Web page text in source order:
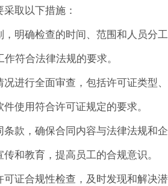
取以下措施：
明确检查的时间、范围和人员分工
符合法律法规的要求。
进行全面审查，包括许可证类型
使用符合许可证规定的要求。
款，确保合同内容与法律法规和企
和教育，提高员工的合规意识。
证合规性检查，及时发现和解决